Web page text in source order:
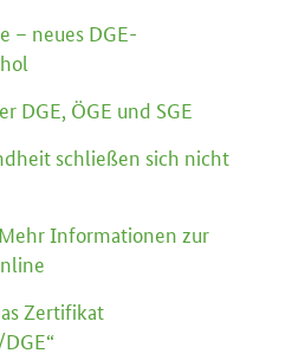
– neues DGE-
DGE, ÖGE und SGE
schließen sich nicht
Informationen zur
Zertifikat